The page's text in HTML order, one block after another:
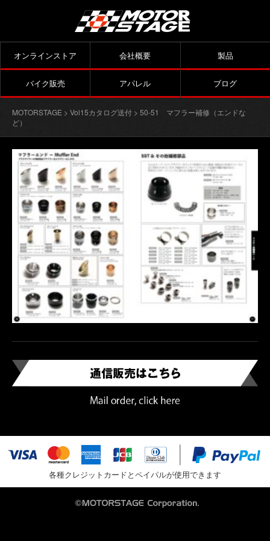
オンラインストア 会社概要 製品
バイク販売 アパレル ブログ
MOTORSTAGE > Vol15カタログ送付 > 50-51 マフラー補修（エンドな
ど）
各種クレジットカードとペイパルが使用できます